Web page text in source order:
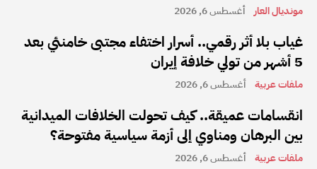
مونديال العار أغسطس 6, 2026
غياب بلا أثر رقمي.. أسرار اختفاء مجتبى خامنئي بعد
5 أشهر من تولي خلافة إيران
ملفات عربية أغسطس 6, 2026
انقسامات عميقة.. كيف تحولت الخلافات الميدانية
بين البرهان ومناوي إلى أزمة سياسية مفتوحة؟
ملفات عربية أغسطس 6, 2026